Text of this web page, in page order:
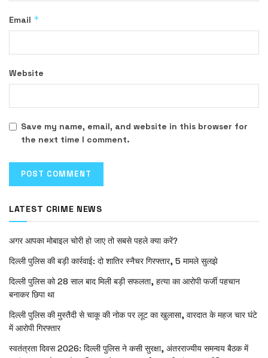
Email *
Website
Save my name, email, and website in this browser for
the next time I comment.
LATEST CRIME NEWS
अगर आपका मोबाइल चोरी हो जाए तो सबसे पहले क्या करें?
दिल्ली पुलिस की बड़ी कार्रवाई: दो शातिर स्नैचर गिरफ्तार, 5 मामले सुलझे
दिल्ली पुलिस को 28 साल बाद मिली बड़ी सफलता, हत्या का आरोपी फर्जी पहचान
बनाकर छिपा था
दिल्ली पुलिस की मुस्तैदी से चाकू की नोक पर लूट का खुलासा, वारदात के महज चार घंटे
में आरोपी गिरफ्तार
स्वतंत्रता दिवस 2026: दिल्ली पुलिस ने कसी सुरक्षा, अंतरराज्यीय समन्वय बैठक में